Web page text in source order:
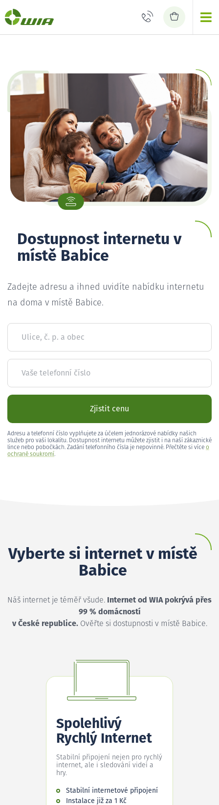
Dostupnost internetu v
místě Babice
Zadejte adresu a ihned uvidíte nabídku internetu
na doma v místě Babice.
Ulice, č. p. a obec
Vaše telefonní číslo
Zjistit cenu
Adresu a telefonní číslo vyplňujete za účelem jednorázové nabídky našich
služeb pro vaši lokalitu. Dostupnost internetu můžete zjistit i na naší zákaznické
lince nebo pobočkách. Zadání telefonního čísla je nepovinné. Přečtěte si více o
ochraně soukromí.
Vyberte si internet v místě
Babice
Náš internet je téměř všude. Internet od WIA pokrývá přes
99 % domácností
v České republice.Ověřte si dostupnosti v místě Babice.
Spolehlivý
Rychlý Internet
Stabilní připojení nejen pro rychlý
internet, ale i sledování videí a
hry.
Stabilní internetové připojení
Instalace již za 1 Kč